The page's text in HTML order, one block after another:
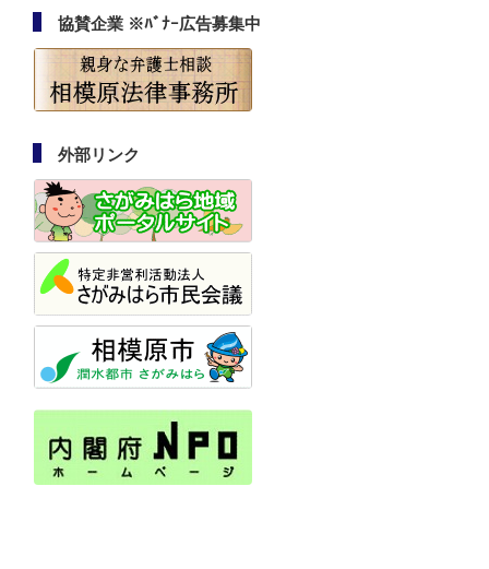
協賛企業 ※ﾊﾞﾅｰ広告募集中
外部リンク